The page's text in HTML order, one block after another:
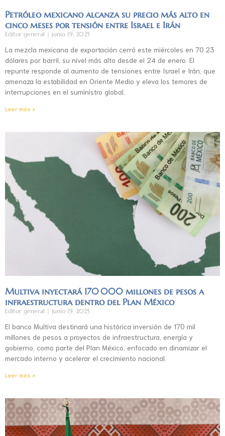
Petróleo mexicano alcanza su precio más alto en
cinco meses por tensión entre Israel e Irán
Editor general junio 19, 2025
La mezcla mexicana de exportación cerró este miércoles en 70.23
dólares por barril, su nivel más alto desde el 24 de enero. El
repunte responde al aumento de tensiones entre Israel e Irán, que
amenaza la estabilidad en Oriente Medio y eleva los temores de
interrupciones en el suministro global.
Leer más »
Multiva inyectará 170 000 millones de pesos a
infraestructura dentro del Plan México
Editor general junio 19, 2025
El banco Multiva destinará una histórica inversión de 170 mil
millones de pesos a proyectos de infraestructura, energía y
gobierno, como parte del Plan México, enfocado en dinamizar el
mercado interno y acelerar el crecimiento nacional.
Leer más »